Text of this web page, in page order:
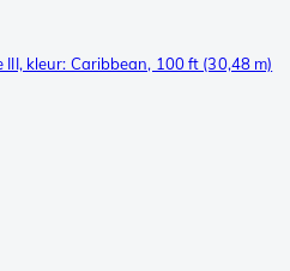
kleur: Caribbean, 100 ft (30,48 m)